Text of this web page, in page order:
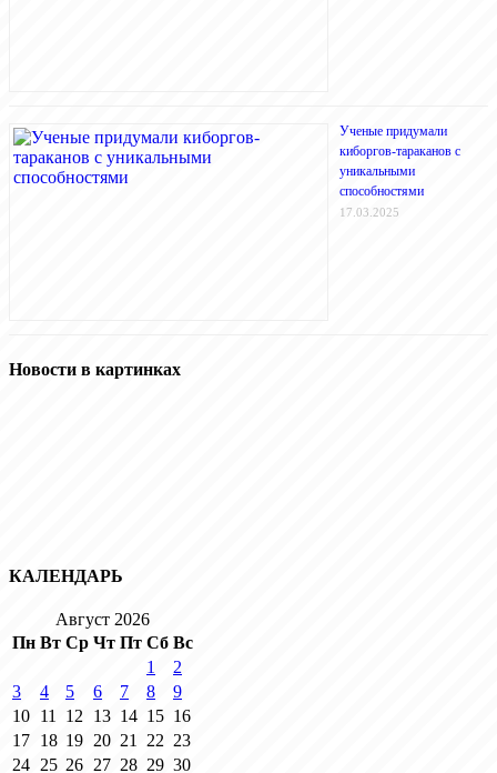
Ученые придумали
киборгов-тараканов с
уникальными
способностями
17.03.2025
Новости в картинках
КАЛЕНДАРЬ
Август 2026
Пн Вт Ср Чт Пт Сб Вс
1
2
3
4 5 6 7 8
9
10 11 12 13 14 15 16
17 18 19 20 21 22 23
24 25 26 27 28 29 30